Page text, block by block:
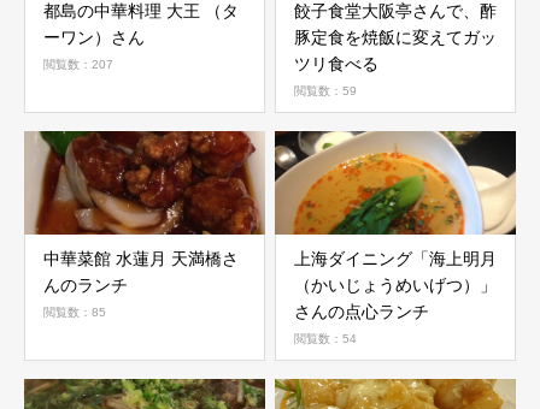
都島の中華料理 大王 （タ
ーワン）さん
閲覧数：207
餃子食堂大阪亭さんで、酢
豚定食を焼飯に変えてガッ
ツリ食べる
閲覧数：59
中華菜館 水蓮月 天満橋さ
んのランチ
閲覧数：85
上海ダイニング「海上明月
（かいじょうめいげつ）」
さんの点心ランチ
閲覧数：54